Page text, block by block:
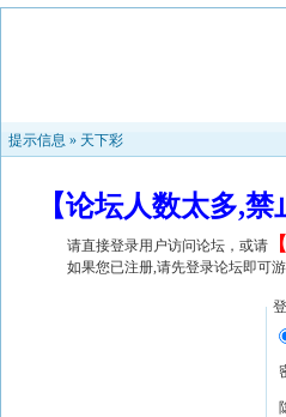
提示信息 » 天下彩
【论坛人数太多,
请直接登录用户访问论坛，或请 【
如果您已注册,请先登录论坛即可